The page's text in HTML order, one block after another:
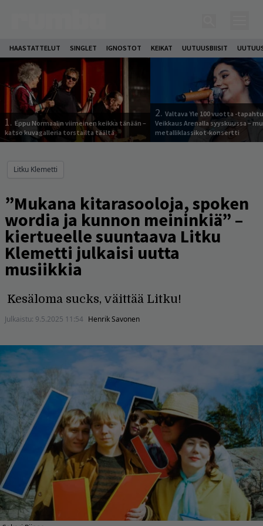
HAASTATTELUT SINGLET IGNOSTOT KEIKAT UUTUUSBIISIT
1. Eppu Normaalin viimeinen keikka tänään –
katso kuvagalleria torstailta täältä
2. Valtava Yle 100 vuotta -
Veikkaus Arenalla syyskuussa –
metalliklassikot-konsertti
Litku Klemetti
”Mukana kitarasooloja, spoken
wordia ja kunnon meininkiä” –
kiertueelle suuntaava Litku
Klemetti julkaisi uutta
musiikkia
Kesäloma sucks, väittää Litku!
Julkaistu: 9.5.2025 11:54 Henrik Savonen